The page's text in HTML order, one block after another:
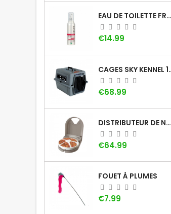
EAU DE TOILETTE FRAISE KHARA
Price
€14.99
CAGES SKY
Price
€68.99
DISTRIBUTEUR DE NOURRITURE À MINUTEUR PETSAFE (5 REPAS)
Price
€64.99
FOUET À PLUMES
Price
€7.99